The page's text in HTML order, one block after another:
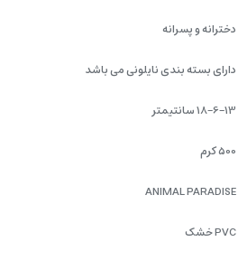
دخترانه و پسرانه
دارای بسته بندی نایلونی می باشد
18-6-13 سانتیمتر
500 کرم
ANIMAL PARADISE
PVC خشک